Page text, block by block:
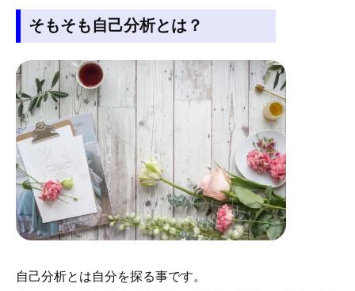
そもそも自己分析とは？
自己分析とは自分を探る事です。